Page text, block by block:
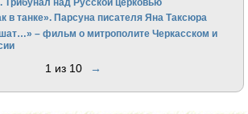
в танке». Парсуна писателя Яна Таксюра
– фильм о митрополите Черкасском и
1 из 10 →